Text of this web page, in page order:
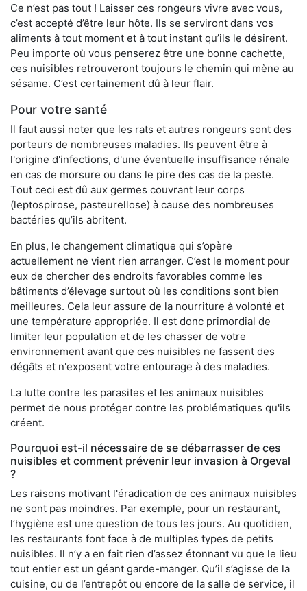
Ce n’est pas tout ! Laisser ces rongeurs vivre avec vous,
c’est accepté d’être leur hôte. Ils se serviront dans vos
aliments à tout moment et à tout instant qu’ils le désirent.
Peu importe où vous penserez être une bonne cachette,
ces nuisibles retrouveront toujours le chemin qui mène au
sésame. C’est certainement dû à leur flair.
Pour votre santé
Il faut aussi noter que les rats et autres rongeurs sont des
porteurs de nombreuses maladies. Ils peuvent être à
l'origine d'infections, d'une éventuelle insuffisance rénale
en cas de morsure ou dans le pire des cas de la peste.
Tout ceci est dû aux germes couvrant leur corps
(leptospirose, pasteurellose) à cause des nombreuses
bactéries qu’ils abritent.
En plus, le changement climatique qui s’opère
actuellement ne vient rien arranger. C’est le moment pour
eux de chercher des endroits favorables comme les
bâtiments d’élevage surtout où les conditions sont bien
meilleures. Cela leur assure de la nourriture à volonté et
une température appropriée. Il est donc primordial de
limiter leur population et de les chasser de votre
environnement avant que ces nuisibles ne fassent des
dégâts et n'exposent votre entourage à des maladies.
La lutte contre les parasites et les animaux nuisibles
permet de nous protéger contre les problématiques qu'ils
créent.
Pourquoi est-il nécessaire de se débarrasser de ces
nuisibles et comment prévenir leur invasion à Orgeval
?
Les raisons motivant l'éradication de ces animaux nuisibles
ne sont pas moindres. Par exemple, pour un restaurant,
l’hygiène est une question de tous les jours. Au quotidien,
les restaurants font face à de multiples types de petits
nuisibles. Il n’y a en fait rien d’assez étonnant vu que le lieu
tout entier est un géant garde-manger. Qu’il s’agisse de la
cuisine, ou de l’entrepôt ou encore de la salle de service, il